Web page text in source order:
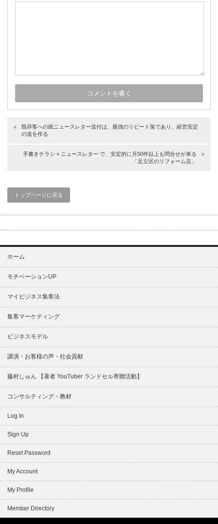
既存客への紙ニュースレター送付は、最強のリピート策であり、経営安定
の道を作る
手書きチラシ × ニュースレター で、安定的に月50件以上も問合せが来る
「足立区のリフォーム店」
トップページに戻る
ホーム
モチベーションUP
マイビジネス集客法
集客マーケティング
ビジネスモデル
講演・お客様の声・社会貢献
藤村しゅん 【著者 YouTuber ランドセル寄贈活動】
コンサルティング・教材
Log In
Sign Up
Reset Password
My Account
My Profile
Member Directory